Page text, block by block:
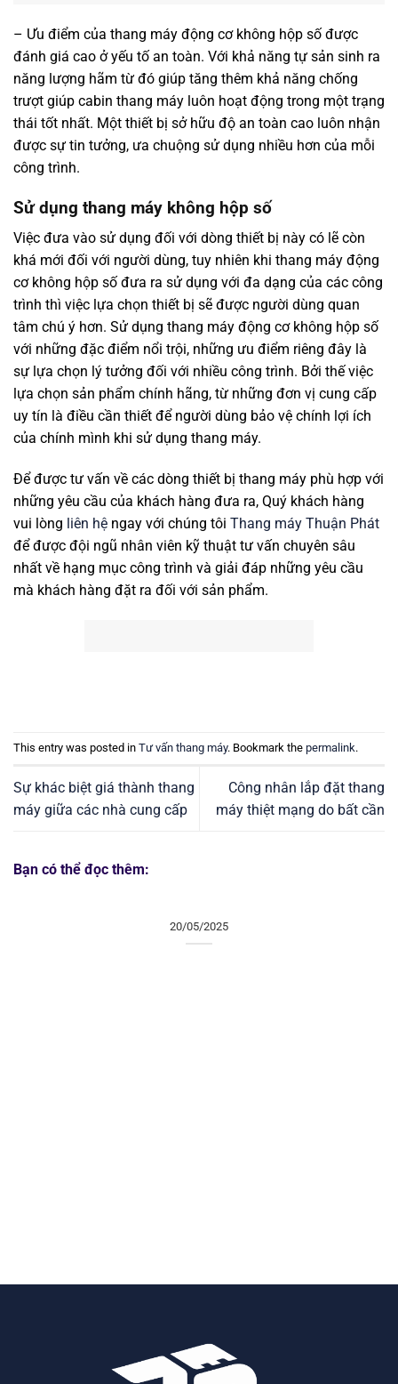
– Ưu điểm của thang máy động cơ không hộp số được
đánh giá cao ở yếu tố an toàn. Với khả năng tự sản sinh ra
năng lượng hãm từ đó giúp tăng thêm khả năng chống
trượt giúp cabin thang máy luôn hoạt động trong một trạng
thái tốt nhất. Một thiết bị sở hữu độ an toàn cao luôn nhận
được sự tin tưởng, ưa chuộng sử dụng nhiều hơn của mỗi
công trình.
Sử dụng thang máy không hộp số
Việc đưa vào sử dụng đối với dòng thiết bị này có lẽ còn
khá mới đối với người dùng, tuy nhiên khi thang máy động
cơ không hộp số đưa ra sử dụng với đa dạng của các công
trình thì việc lựa chọn thiết bị sẽ được người dùng quan
tâm chú ý hơn. Sử dụng thang máy động cơ không hộp số
với những đặc điểm nổi trội, những ưu điểm riêng đây là
sự lựa chọn lý tưởng đối với nhiều công trình. Bởi thế việc
lựa chọn sản phẩm chính hãng, từ những đơn vị cung cấp
uy tín là điều cần thiết để người dùng bảo vệ chính lợi ích
của chính mình khi sử dụng thang máy.
Để được tư vấn về các dòng thiết bị thang máy phù hợp với
những yêu cầu của khách hàng đưa ra, Quý khách hàng
vui lòng liên hệ ngay với chúng tôi Thang máy Thuận Phát
để được đội ngũ nhân viên kỹ thuật tư vấn chuyên sâu
nhất về hạng mục công trình và giải đáp những yêu cầu
mà khách hàng đặt ra đối với sản phẩm.
This entry was posted in Tư vấn thang máy. Bookmark the permalink.
Sự khác biệt giá thành thang
máy giữa các nhà cung cấp
Công nhân lắp đặt thang
máy thiệt mạng do bất cần
Bạn có thể đọc thêm:
20/05/2025